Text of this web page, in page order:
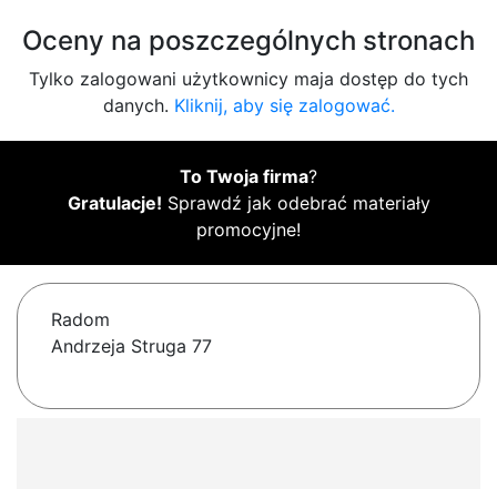
Oceny na poszczególnych stronach
Tylko zalogowani użytkownicy maja dostęp do tych
danych. Kliknij, aby się zalogować.
To Twoja firma?
Gratulacje! Sprawdź jak odebrać materiały
promocyjne!
Radom
Andrzeja Struga 77